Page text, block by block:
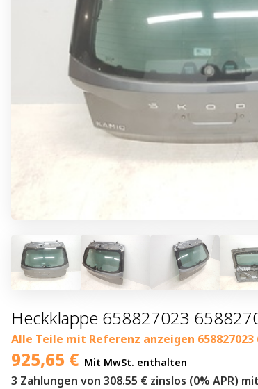
Heckklappe 658827023
Alle Teile mit Referenz anzeigen 658827023
925,65 € Mit MwSt. enthalten
3 Zahlungen von 308.55 € zinslos (0% APR)